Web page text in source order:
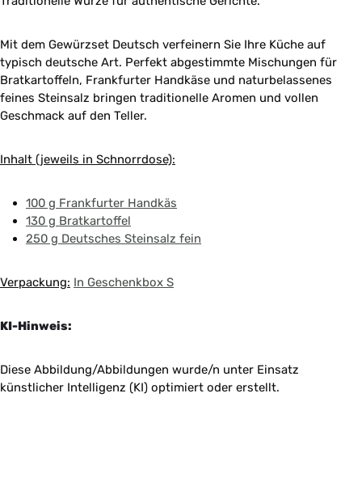
Mit dem Gewürzset Deutsch verfeinern Sie Ihre Küche auf
typisch deutsche Art. Perfekt abgestimmte Mischungen für
Bratkartoffeln, Frankfurter Handkäse und naturbelassenes
feines Steinsalz bringen traditionelle Aromen und vollen
Geschmack auf den Teller.
Inhalt (jeweils in Schnorrdose):
100 g Frankfurter Handkäs
130 g Bratkartoffel
250 g Deutsches Steinsalz fein
Verpackung: In Geschenkbox S
KI-Hinweis:
Diese Abbildung/Abbildungen wurde/n unter Einsatz
künstlicher Intelligenz (KI) optimiert oder erstellt.